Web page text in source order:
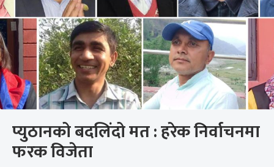
प्युठानको बदलिंदो मत : हरेक निर्वाचनमा
फरक विजेता